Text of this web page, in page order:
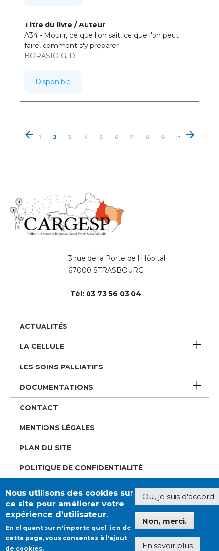
A34 - Mourir, ce que l'on sait, ce que l'on peut
faire, comment s'y préparer
BORASIO G. D.
Disponible
Pagination
1
courante
2
3
4
5
6
7
8
9
…
3 rue de la Porte de l'Hôpital
67000 STRASBOURG
Tél: 03 73 56 03 04
Pied
de
page
ACTUALITÉS
LA CELLULE
LES SOINS PALLIATIFS
DOCUMENTATIONS
CONTACT
MENTIONS LÉGALES
PLAN DU SITE
POLITIQUE DE CONFIDENTIALITÉ
FACEBOOK
LINKEDIN
TWITTER / X
YOUTUBE
Nous utilisons des cookies sur
ce site pour améliorer votre
expérience d'utilisateur.
En cliquant sur n'importe quel lien de
cette page, vous consentez à l'ajout
de cookies.
Oui, je suis d'accord
Non, merci.
En savoir plus